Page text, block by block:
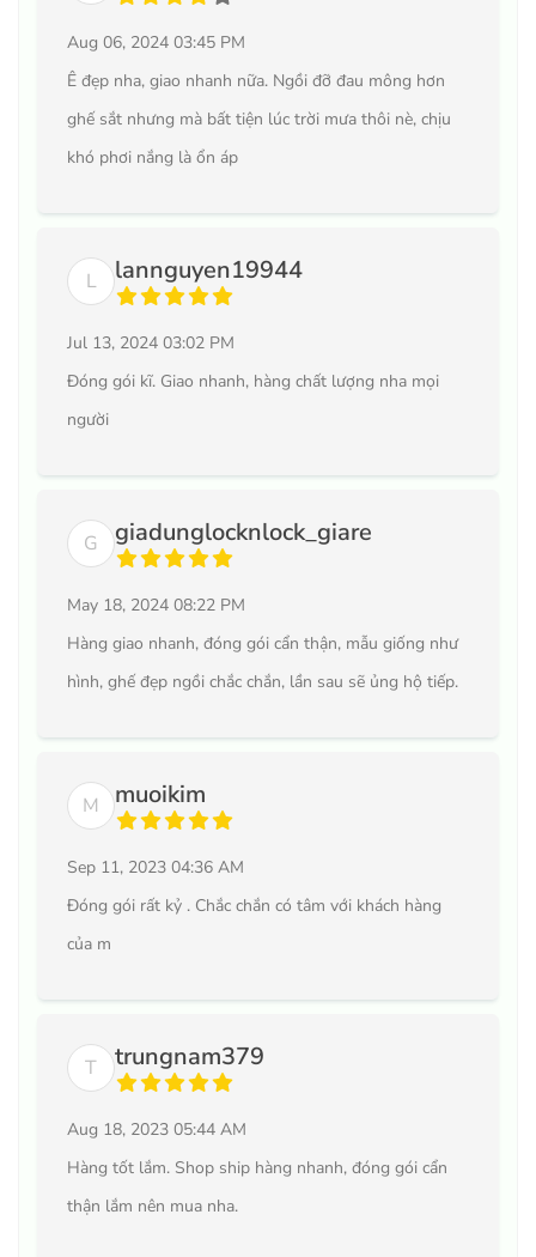
Aug 06, 2024 03:45 PM
Ê đẹp nha, giao nhanh nữa. Ngồi đỡ đau mông hơn
ghế sắt nhưng mà bất tiện lúc trời mưa thôi nè, chịu
khó phơi nắng là ổn áp
L lannguyen19944
Jul 13, 2024 03:02 PM
Đóng gói kĩ. Giao nhanh, hàng chất lượng nha mọi
người
G giadunglocknlock_giare
May 18, 2024 08:22 PM
Hàng giao nhanh, đóng gói cẩn thận, mẫu giống như
hình, ghế đẹp ngồi chắc chắn, lần sau sẽ ủng hộ tiếp.
M muoikim
Sep 11, 2023 04:36 AM
Đóng gói rất kỷ . Chắc chắn có tâm với khách hàng
của m
T trungnam379
Aug 18, 2023 05:44 AM
Hàng tốt lắm. Shop ship hàng nhanh, đóng gói cẩn
thận lắm nên mua nha.